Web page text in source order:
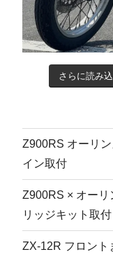
さらに読み
Z900RS オーリ
イン取付
Z900RS × オーリ
リッジキット取付
ZX-12R フロント